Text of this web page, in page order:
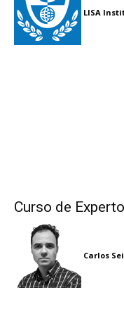
LISA
Curso de
Carlos